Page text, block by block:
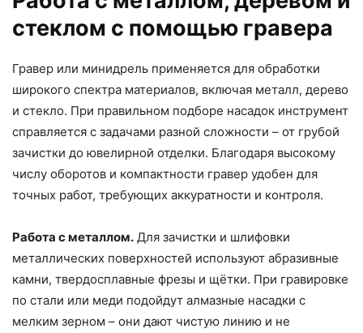
стеклом с помощью гравера
Гравер или минидрель применяется для обработки
широкого спектра материалов, включая металл, дерево
и стекло. При правильном подборе насадок инструмент
справляется с задачами разной сложности – от грубой
зачистки до ювелирной отделки. Благодаря высокому
числу оборотов и компактности гравер удобен для
точных работ, требующих аккуратности и контроля.
Работа с металлом. Для зачистки и шлифовки
металлических поверхностей используют абразивные
камни, твердосплавные фрезы и щётки. При гравировке
по стали или меди подойдут алмазные насадки с
мелким зерном – они дают чистую линию и не